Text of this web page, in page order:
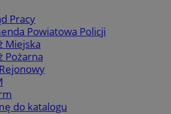
Pracy
Powiatowa Policji
Miejska
Pożarna
do katalogu